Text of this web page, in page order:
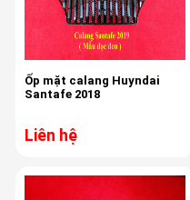
Ốp mặt calang Huyndai
Santafe 2018
Liên hệ